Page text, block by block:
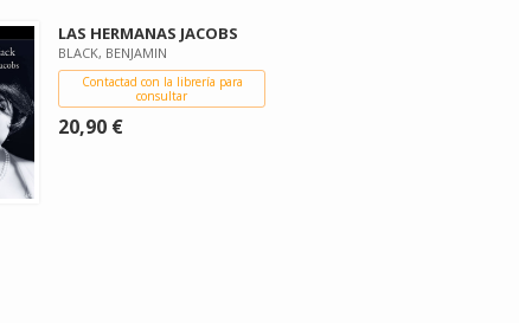
LAS HERMANAS JACOBS
BLACK, BENJAMIN
Contactad con la librería para
consultar
20,90 €